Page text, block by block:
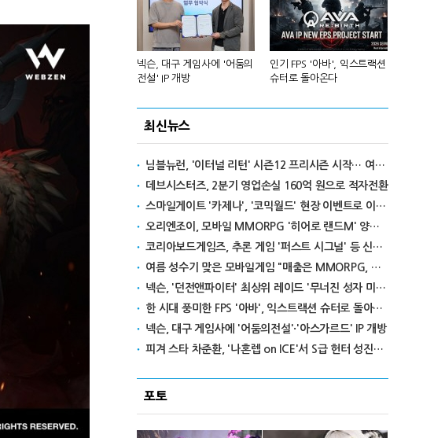
서머너즈워, 아프리카에 '소
환사의 숲' 조성
넥슨, 대구 게임사에 '어둠의
전설' IP 개방
인기 FPS '아바', 익스트랙션
슈터로 돌아온다
최신뉴스
님블뉴런, '이터널 리턴' 시즌12 프리시즌 시작… 여름 테마 스킨도 출시
데브시스터즈, 2분기 영업손실 160억 원으로 적자전환
스마일게이트 '카제나', '코믹월드' 현장 이벤트로 이용자와 만난다
오리엔조이, 모바일 MMORPG '히어로 랜드M' 양대 마켓 출시
코리아보드게임즈, 추론 게임 '퍼스트 시그널' 등 신작 보드게임 4종 출시
여름 성수기 맞은 모바일게임 "매출은 MMORPG, 인기는 캐주얼"
넥슨, '던전앤파이터' 최상위 레이드 '무너진 성자 미카엘라' 업데이트
한 시대 풍미한 FPS '아바', 익스트랙션 슈터로 돌아온다
넥슨, 대구 게임사에 '어둠의전설'·'아스가르드' IP 개방
피겨 스타 차준환, '나혼렙 on ICE'서 S급 헌터 성진우로 변신
포토